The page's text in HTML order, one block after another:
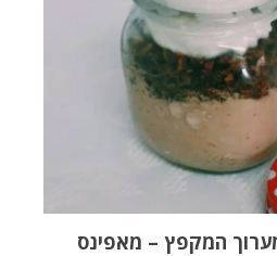
המקפץ – מאפינס